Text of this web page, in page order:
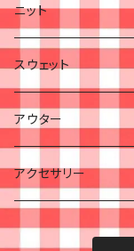
ニット
スウェット
アウター
アクセサリー